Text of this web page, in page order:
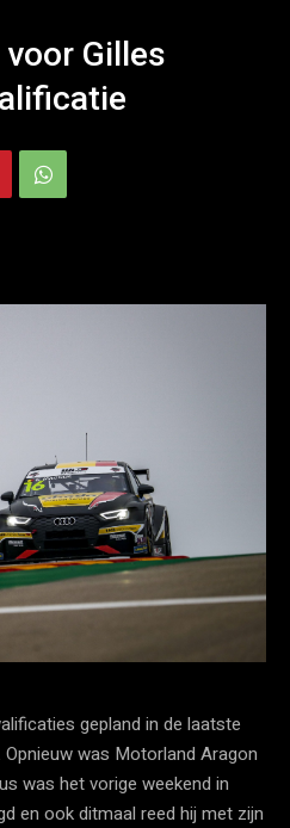
Gilles
gepland in de laatste
was Motorland Aragon
was het vorige weekend in
en ook ditmaal reed hij met zijn